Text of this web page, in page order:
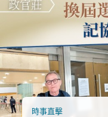
時事直擊